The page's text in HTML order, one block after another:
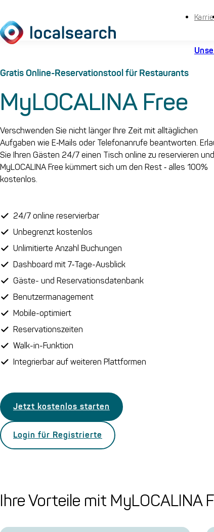
Gratis Online-Reservationstool für Restaurants
MyLOCALINA Free
Verschwenden Sie nicht länger Ihre Zeit mit alltäglichen
Aufgaben wie E‑Mails oder Telefonanrufe beantworten.
Sie Ihren Gästen 24/7 einen Tisch online zu reservieren und
MyLOCALINA Free kümmert sich um den Rest ‑ alles 100%
kostenlos.
24/7 online reservierbar
Unbegrenzt kostenlos
Unlimitierte Anzahl Buchungen
Dashboard mit 7‑Tage-Ausblick
Gäste- und Reservationsdatenbank
Benutzermanagement
Mobile-optimiert
Reservationszeiten
Walk-in-Funktion
Integrierbar auf weiteren Plattformen
Jetzt kostenlos starten
Login für Registrierte
Ihre Vorteile mit MyLOCALINA